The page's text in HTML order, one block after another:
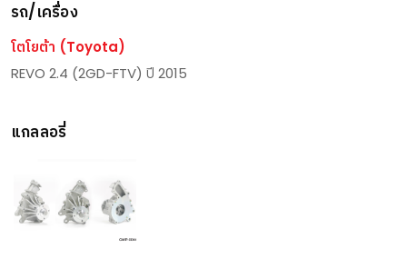
รถ/เครื่อง
โตโยต้า (Toyota)
REVO 2.4 (2GD-FTV) ปี 2015
แกลลอรี่